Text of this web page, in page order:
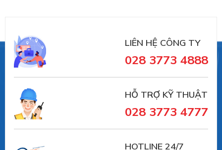
LIÊN HỆ CÔNG TY
028 3773 4888
HỖ TRỢ KỸ THUẬT
028 3773 4777
HOTLINE 24/7